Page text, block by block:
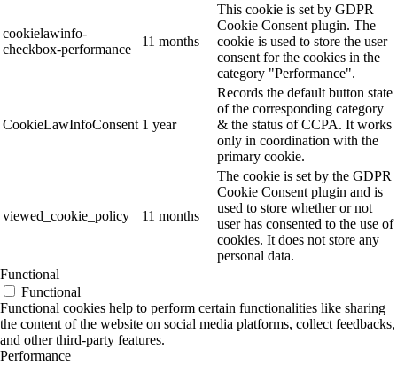
cookielawinfo-
checkbox-performance
11 months
This cookie is set by GDPR
Cookie Consent plugin. The
cookie is used to store the user
consent for the cookies in the
category "Performance".
CookieLawInfoConsent 1 year
Records the default button state
of the corresponding category
& the status of CCPA. It works
only in coordination with the
primary cookie.
viewed_cookie_policy 11 months
The cookie is set by the GDPR
Cookie Consent plugin and is
used to store whether or not
user has consented to the use of
cookies. It does not store any
personal data.
Functional
Functional
Functional cookies help to perform certain functionalities like sharing
the content of the website on social media platforms, collect feedbacks,
and other third-party features.
Performance